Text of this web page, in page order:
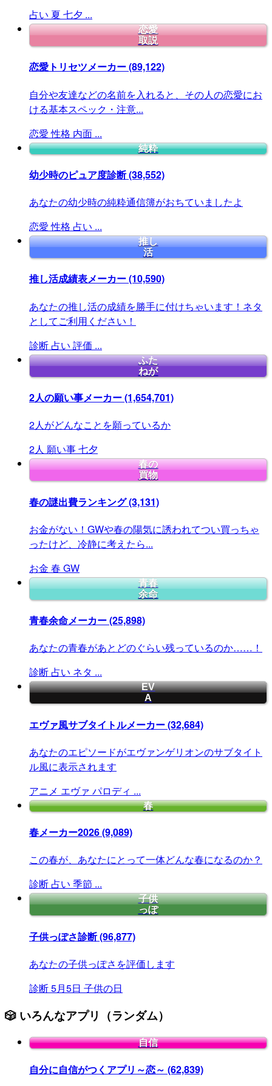
占い 夏 七夕 ...
恋愛
取説
恋愛トリセツメーカー(89,122)
自分や友達などの名前を入れると、その人の恋愛にお
ける基本スペック・注意...
恋愛 性格 内面 ...
純粋
幼少時のピュア度診断(38,552)
あなたの幼少時の純粋通信簿がおちていましたよ
恋愛 性格 占い ...
推し
活
推し活成績表メーカー(10,590)
あなたの推し活の成績を勝手に付けちゃいます！ネタ
としてご利用ください！
診断 占い 評価 ...
ふた
ねが
2人の願い事メーカー(1,654,701)
2人がどんなことを願っているか
2人 願い事七夕
春の
買物
春の謎出費ランキング(3,131)
お金がない！GWや春の陽気に誘われてつい買っちゃ
ったけど、冷静に考えたら...
お金 春 GW
青春
余命
青春余命メーカー(25,898)
あなたの青春があとどのぐらい残っているのか……！
診断 占い ネタ ...
EV
A
エヴァ風サブタイトルメーカー(32,684)
あなたのエピソードがエヴァンゲリオンのサブタイト
ル風に表示されます
アニメ エヴァ パロディ ...
春
春メーカー2026(9,089)
この春が、あなたにとって一体どんな春になるのか？
診断 占い 季節 ...
子供
っぽ
子供っぽさ診断(96,877)
あなたの子供っぽさを評価します
診断5月5日 子供の日
🎲 いろんなアプリ（ランダム）
自信
自分に自信がつくアプリ～恋～ (62,839)